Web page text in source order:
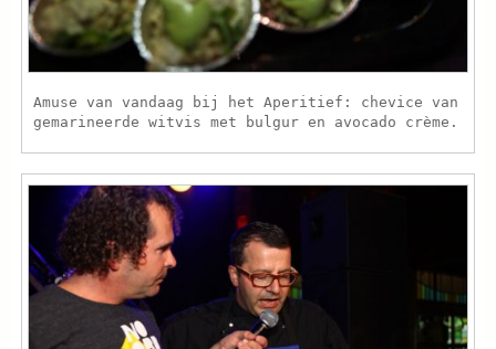
Amuse van vandaag bij het Aperitief: chevice van
gemarineerde witvis met bulgur en avocado crème.